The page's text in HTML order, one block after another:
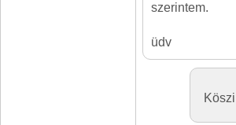
szerintem.
üdv